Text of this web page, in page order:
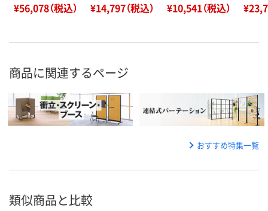
¥56,078（税込） ¥14,797（税込） ¥10,541（税込）
商品に関連するページ
おすすめ特集一覧
類似商品と比較